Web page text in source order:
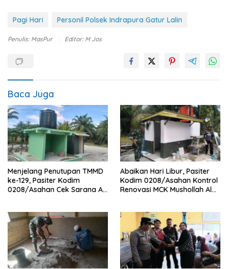
Pagi Hari Personil Polsek Indrapura Gatur Lalin
Penulis: MasPur Editor: M Jos
Baca Juga
Menjelang Penutupan TMMD
ke-129, Pasiter Kodim
0208/Asahan Cek Sarana Air
Abaikan Hari Libur, Pasiter
Kodim 0208/Asahan Kontrol
Renovasi MCK Mushollah Al